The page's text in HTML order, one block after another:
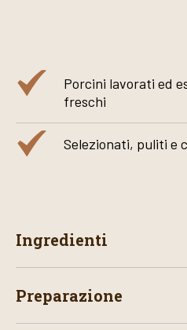
Porcini lavorati ed
freschi
Selezionati, puliti e
Ingredienti
Preparazione